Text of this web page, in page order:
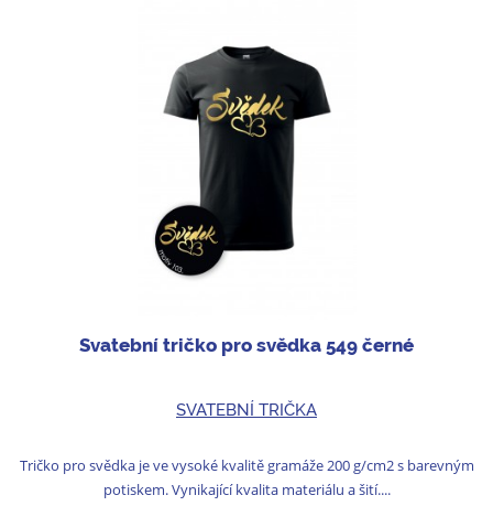
Svatební tričko pro svědka 549 černé
SVATEBNÍ TRIČKA
Tričko pro svědka je ve vysoké kvalitě gramáže 200 g/cm2 s barevným
potiskem. Vynikající kvalita materiálu a šití....